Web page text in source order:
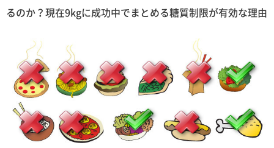
るのか？現在9kgに成功中でまとめる糖質制限が有効な理由